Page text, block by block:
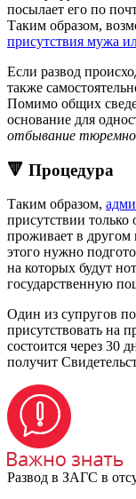
посылает его по
Таким образом,
присутствия мужа
Если развод
также
Помимо общих
основание для
отбывание
🔻 Процедура
Таким образом,
присутствии только
проживает в
этого нужно
на которых будут
государственную
Один из супругов
присутствовать на
состоится через 30
получит
Развод в ЗАГС в